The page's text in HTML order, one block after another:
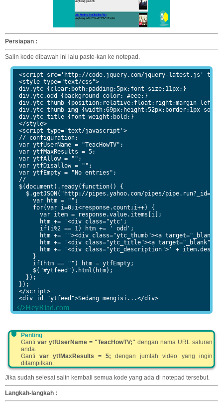
Persiapan :
Salin kode dibawah ini lalu paste-kan ke notepad.
<script src='http://code.jquery.com/jquery-latest.js'
<style type="text/css">
div.ytc {clear:both;padding:5px;font-size:11px;}
div.ytc.odd {background-color: #eee;}
div.ytc_thumb {position:relative;float:right;margin-
div.ytc_thumb img {width:69px;height:52px;border:1px
div.ytc_title {font-weight:bold;}
</style>
<script type='text/javascript'>
// configuration:
var ytfUserName = "TeacHowTV";
var ytfMaxResults = 5;
var ytfAllow = "";
var ytfDisallow = "";
var ytfEmpty = "No entries";
//
$(document).ready(function() {
$.getJSON("http://pipes.yahoo.com/pipes/
    var htm = "";
    for(var i=0;i<response.count;i++) {
      var item = response.value.items[i];
      htm += '<div class="ytc';
      if(i%2 == 1) htm += ' odd';
htm += '"><div class="ytc_thumb"><a
htm += '<div class="ytc_title"><a target="_blank"
htm += '<div class="ytc_description">' +
    }
    if(htm == "") htm = ytfEmpty;
    $("#ytfeed").html(htm);
  });
});
</script>
<div id="ytfeed">Sedang mengisi...</div>
Penting
Ganti var ytfUserName = "TeacHowTV;" dengan nama URL saluran
anda.
Ganti var ytfMaxResults = 5; dengan jumlah video yang ingin
ditampilkan.
Jika sudah selesai salin kembali semua kode yang ada di notepad tersebut.
Langkah-langkah :